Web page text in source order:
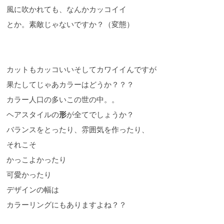
風に吹かれても、なんかカッコイイ
とか。素敵じゃないですか？（変態）
カットもカッコいいそしてカワイイんですが
果たしてじゃあカラーはどうか？？？
カラー人口の多いこの世の中。。
ヘアスタイルの形が全てでしょうか？
バランスをとったり、雰囲気を作ったり、
それこそ
かっこよかったり
可愛かったり
デザインの幅は
カラーリングにもありますよね？？